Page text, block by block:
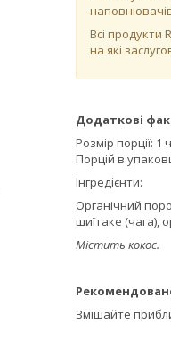
Всі продукти
на які
Додаткові
Розмір порції:
Порцій в
Інгредієнти:
Органічний
шиїтаке (чага),
Містить кокос.
Змішайте